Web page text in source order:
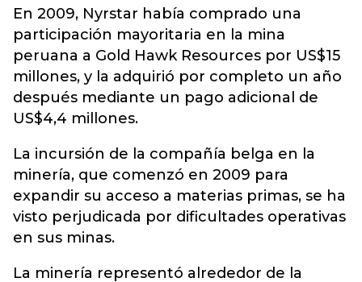
En 2009, Nyrstar había comprado una
participación mayoritaria en la mina
peruana a Gold Hawk Resources por US$15
millones, y la adquirió por completo un año
después mediante un pago adicional de
US$4,4 millones.
La incursión de la compañía belga en la
minería, que comenzó en 2009 para
expandir su acceso a materias primas, se ha
visto perjudicada por dificultades operativas
en sus minas.
La minería representó alrededor de la